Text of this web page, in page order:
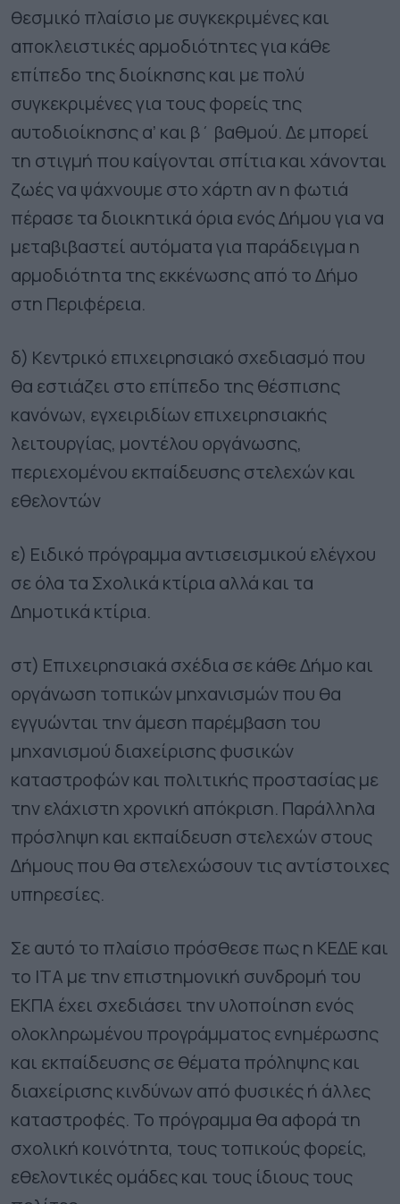
θεσμικό πλαίσιο με συγκεκριμένες και
αποκλειστικές αρμοδιότητες για κάθε
επίπεδο της διοίκησης και με πολύ
συγκεκριμένες για τους φορείς της
αυτοδιοίκησης α’ και β΄ βαθμού. Δε μπορεί
τη στιγμή που καίγονται σπίτια και χάνονται
ζωές να ψάχνουμε στο χάρτη αν η φωτιά
πέρασε τα διοικητικά όρια ενός Δήμου για να
μεταβιβαστεί αυτόματα για παράδειγμα η
αρμοδιότητα της εκκένωσης από το Δήμο
στη Περιφέρεια.
δ) Κεντρικό επιχειρησιακό σχεδιασμό που
θα εστιάζει στο επίπεδο της θέσπισης
κανόνων, εγχειριδίων επιχειρησιακής
λειτουργίας, μοντέλου οργάνωσης,
περιεχομένου εκπαίδευσης στελεχών και
εθελοντών
ε) Ειδικό πρόγραμμα αντισεισμικού ελέγχου
σε όλα τα Σχολικά κτίρια αλλά και τα
Δημοτικά κτίρια.
στ) Επιχειρησιακά σχέδια σε κάθε Δήμο και
οργάνωση τοπικών μηχανισμών που θα
εγγυώνται την άμεση παρέμβαση του
μηχανισμού διαχείρισης φυσικών
καταστροφών και πολιτικής προστασίας με
την ελάχιστη χρονική απόκριση. Παράλληλα
πρόσληψη και εκπαίδευση στελεχών στους
Δήμους που θα στελεχώσουν τις αντίστοιχες
υπηρεσίες.
Σε αυτό το πλαίσιο πρόσθεσε πως η ΚΕΔΕ και
το ΙΤΑ με την επιστημονική συνδρομή του
ΕΚΠΑ έχει σχεδιάσει την υλοποίηση ενός
ολοκληρωμένου προγράμματος ενημέρωσης
και εκπαίδευσης σε θέματα πρόληψης και
διαχείρισης κινδύνων από φυσικές ή άλλες
καταστροφές. Το πρόγραμμα θα αφορά τη
σχολική κοινότητα, τους τοπικούς φορείς,
εθελοντικές ομάδες και τους ίδιους τους